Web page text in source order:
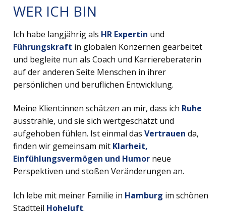
WER ICH BIN
Ich habe langjährig als HR Expertin und
Führungskraft in globalen Konzernen gearbeitet
und begleite nun als Coach und Karriereberaterin
auf der anderen Seite Menschen in ihrer
persönlichen und beruflichen Entwicklung.
Meine Klient:innen schätzen an mir, dass ich Ruhe
ausstrahle, und sie sich wertgeschätzt und
aufgehoben fühlen. Ist einmal das Vertrauen da,
finden wir gemeinsam mit Klarheit,
Einfühlungsvermögen und Humor neue
Perspektiven und stoßen Veränderungen an.
Ich lebe mit meiner Familie in Hamburg im schönen
Stadtteil Hoheluft.